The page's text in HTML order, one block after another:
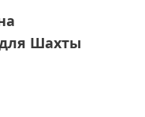
Шахты